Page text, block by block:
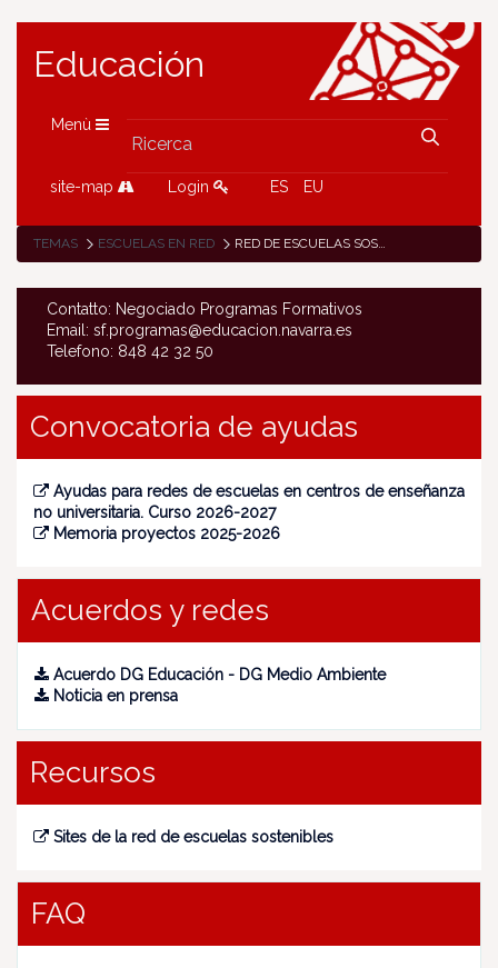
Educación
Menù
site-map Login ES EU
TEMAS ESCUELAS EN RED RED DE ESCUELAS SOSTENIBLES
Contatto: Negociado Programas Formativos
Email: sf.programas@educacion.navarra.es
Telefono: 848 42 32 50
Convocatoria de ayudas
Ayudas para redes de escuelas en centros de enseñanza
no universitaria. Curso 2026-2027
Memoria proyectos 2025-2026
Acuerdos y redes
Acuerdo DG Educación - DG Medio Ambiente
Noticia en prensa
Recursos
Sites de la red de escuelas sostenibles
FAQ